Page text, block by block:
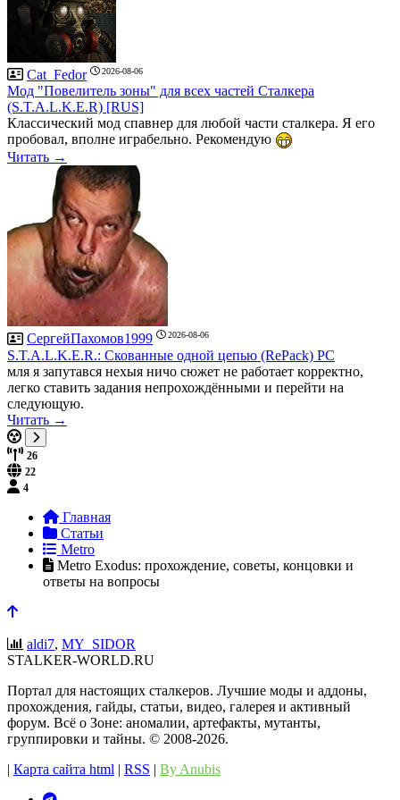
Cat_Fedor 2026-08-06
Мод "Повелитель зоны" для всех частей Сталкера
(S.T.A.L.K.E.R) [RUS]
Классический мод спавнер для любой части сталкера. Я его
пробовал, вполне играбельно. Рекомендую
Читать →
СергейПахомов1999 2026-08-06
S.T.A.L.K.E.R.: Скованные одной цепью (RePack) PC
мля я запутався нехыя ничо сюжет не работает корректно,
легко ставить задания непрохождёнными и перейти на
следующую.
Читать →
26
22
4
Главная
Статьи
Metro
Metro Exodus: прохождение, советы, концовки и
ответы на вопросы
aldi7, MY_SIDOR
STALKER-WORLD.RU
Портал для настоящих сталкеров. Лучшие моды и аддоны,
прохождения, гайды, статьи, видео, галерея и активный
форум. Всё о Зоне: аномалии, артефакты, мутанты,
группировки и тайны. ©️ 2008-2026.
| Карта сайта html | RSS | By Anubis